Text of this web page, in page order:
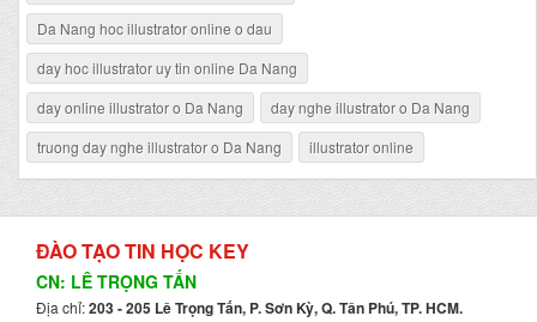
Da Nang hoc illustrator online o dau
day hoc illustrator uy tin online Da Nang
day online illustrator o Da Nang
day nghe illustrator o Da Nang
truong day nghe illustrator o Da Nang
illustrator online
ĐÀO TẠO TIN HỌC KEY
CN: LÊ TRỌNG TẤN
Địa chỉ:203 - 205 Lê Trọng Tấn, P. Sơn Kỳ, Q. Tân Phú, TP. HCM.